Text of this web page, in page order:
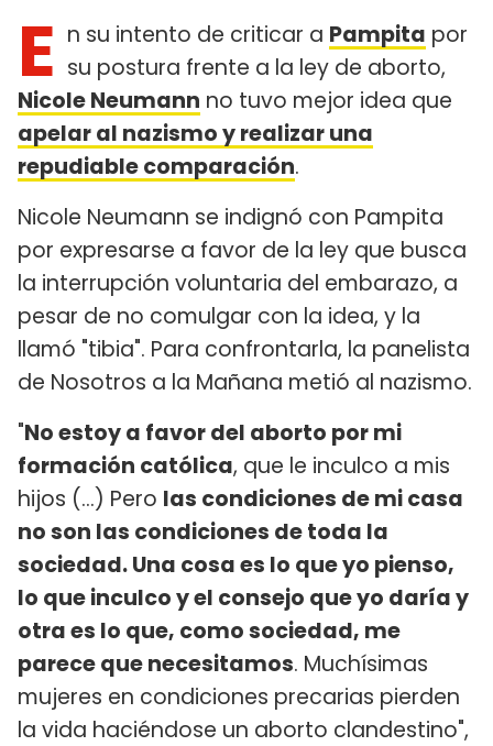
E n su intento de criticar a Pampita por
su postura frente a la ley de aborto,
Nicole Neumann no tuvo mejor idea que
apelar al nazismo y realizar una
repudiable comparación.
Nicole Neumann se indignó con Pampita
por expresarse a favor de la ley que busca
la interrupción voluntaria del embarazo, a
pesar de no comulgar con la idea, y la
llamó "tibia". Para confrontarla, la panelista
de Nosotros a la Mañana metió al nazismo.
"No estoy a favor del aborto por mi
formación católica, que le inculco a mis
hijos (...) Pero las condiciones de mi casa
no son las condiciones de toda la
sociedad. Una cosa es lo que yo pienso,
lo que inculco y el consejo que yo daría y
otra es lo que, como sociedad, me
parece que necesitamos. Muchísimas
mujeres en condiciones precarias pierden
la vida haciéndose un aborto clandestino",